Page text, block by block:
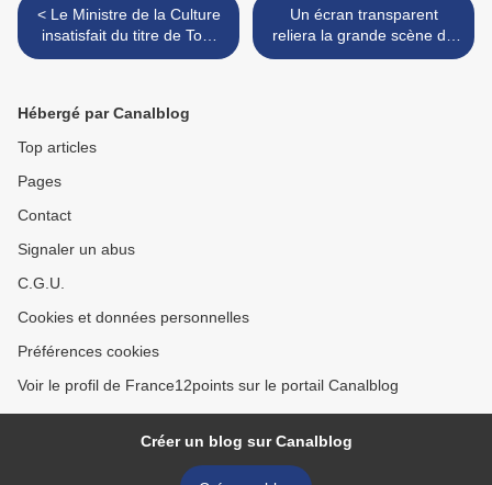
< Le Ministre de la Culture
insatisfait du titre de Tom
Leeb ?
Un écran transparent
reliera la grande scène de
la petite scène >
Hébergé par Canalblog
Top articles
Pages
Contact
Signaler un abus
C.G.U.
Cookies et données personnelles
Préférences cookies
Voir le profil de France12points sur le portail Canalblog
Créer un blog sur Canalblog